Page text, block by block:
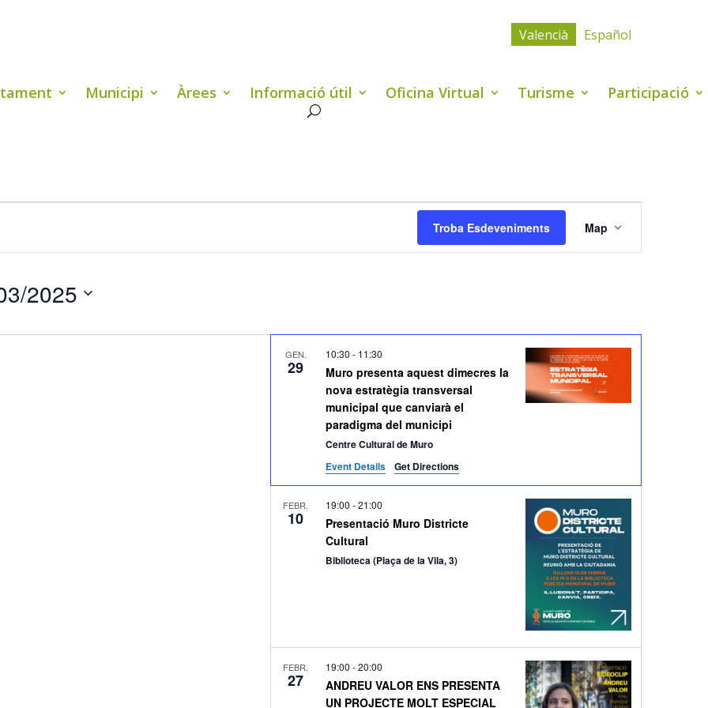
Valencià Español
Municipi Àrees Informació útil Oficina Virtual Turisme Participació
Troba Esdeveniments
Navegació
de
Map
2025
GEN.
29
Muro presenta aquest dimecres la
nova estratègia transversal
municipal que canviarà el
paradigma del municipi
10:30- 11:30
Centre Cultural de Muro
Event Details
Get Directions
FEBR.
10
Presentació Muro Districte
Cultural
19:00-21:00
Biblioteca (Plaça de la Vila, 3)
FEBR.
27
ANDREU VALOR ENS PRESENTA
UN PROJECTE MOLT ESPECIAL
19:00-20:00